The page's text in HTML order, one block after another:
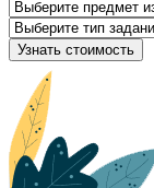
Узнать стоимость